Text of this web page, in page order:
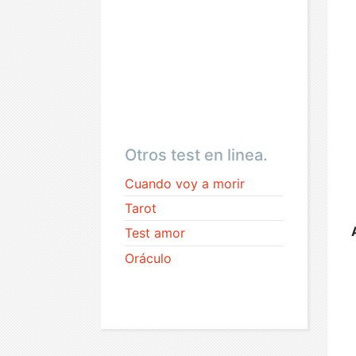
Otros test en linea.
Cuando voy a morir
Tarot
Test amor
Oráculo